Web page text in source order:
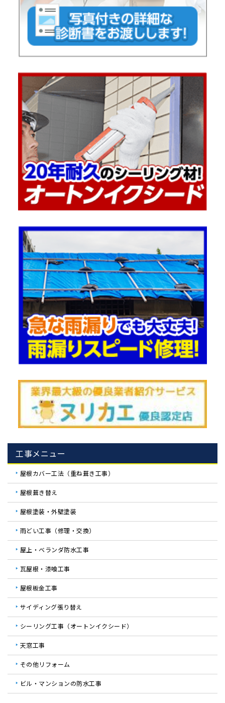
工事メニュー
屋根カバー工法（重ね葺き工事）
屋根葺き替え
屋根塗装・外壁塗装
雨どい工事（修理・交換）
屋上・ベランダ防水工事
瓦屋根・漆喰工事
屋根板金工事
サイディング張り替え
シーリング工事（オートンイクシード）
天窓工事
その他リフォーム
ビル・マンションの防水工事